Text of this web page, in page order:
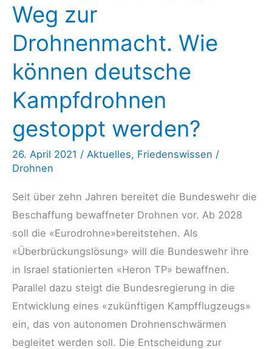
sich
Deutschland
bei
US-
Angriffen
mitschuldig?
Weg zur
Drohnenmacht. Wie
können deutsche
Kampfdrohnen
gestoppt werden?
26. April 2021 / Aktuelles, Friedenswissen /
Drohnen
Seit über zehn Jahren bereitet die Bundeswehr die
Beschaffung bewaffneter Drohnen vor. Ab 2028
soll die «Eurodrohne»bereitstehen. Als
«Überbrückungslösung» will die Bundeswehr ihre
in Israel stationierten «Heron TP» bewaffnen.
Parallel dazu steigt die Bundesregierung in die
Entwicklung eines «zukünftigen Kampfflugzeugs»
ein, das von autonomen Drohnenschwärmen
begleitet werden soll. Die Entscheidung zur